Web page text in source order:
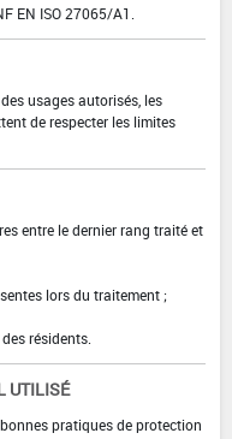
EN ISO 27065/A1.
usages autorisés, les
de respecter les limites
entre le dernier rang traité et
lors du traitement ;
résidents.
UTILISÉ
pratiques de protection